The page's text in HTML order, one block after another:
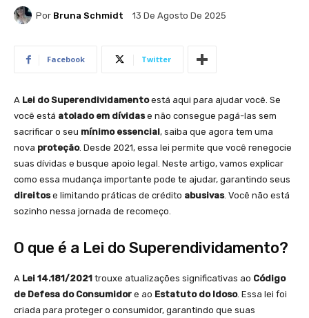
Por Bruna Schmidt 13 De Agosto De 2025
Facebook Twitter
A Lei do Superendividamentoestá aqui para ajudar você. Se
você está atolado em dívidase não consegue pagá-las sem
sacrificar o seu mínimo essencial, saiba que agora tem uma
nova proteção. Desde 2021, essa lei permite que você renegocie
suas dívidas e busque apoio legal. Neste artigo, vamos explicar
como essa mudança importante pode te ajudar, garantindo seus
direitose limitando práticas de crédito abusivas. Você não está
sozinho nessa jornada de recomeço.
O que é a Lei do Superendividamento?
A Lei 14.181/2021 trouxe atualizações significativas ao Código
de Defesa do Consumidor e ao Estatuto do Idoso. Essa lei foi
criada para proteger o consumidor, garantindo que suas